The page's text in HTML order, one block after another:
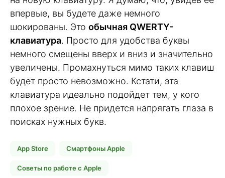
впервые, вы будете даже немного
шокированы. Это обычная QWERTY-
клавиатура. Просто для удобства буквы
немного смещены вверх и вниз и значительно
увеличены. Промахнуться мимо таких клавиш
будет просто невозможно. Кстати, эта
клавиатура идеально подойдет тем, у кого
плохое зрение. Не придется напрягать глаза в
поисках нужных букв.
App Store Смартфоны Apple
Советы по работе с Apple